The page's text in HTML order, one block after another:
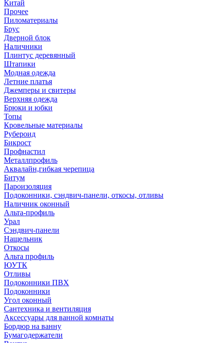
Китай
Прочее
Пиломатериалы
Брус
Дверной блок
Наличники
Плинтус деревянный
Штапики
Модная одежда
Летние платья
Джемперы и свитеры
Верхняя одежда
Брюки и юбки
Топы
Кровельные материалы
Рубероид
Бикрост
Профнастил
Металлпрофиль
Аквалайн,гибкая черепица
Битум
Пароизоляция
Подоконники, сэндвич-панели, откосы, отливы
Наличник оконный
Альта-профиль
Урал
Сэндвич-панели
Нащельник
Откосы
Альта профиль
ЮУТК
Отливы
Подоконники ПВХ
Подоконники
Угол оконный
Сантехника и вентиляция
Аксессуары для ванной комнаты
Бордюр на ванну
Бумагодержатели